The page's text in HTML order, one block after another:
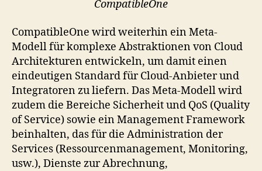
CompatibleOne
CompatibleOne wird weiterhin ein Meta-
Modell für komplexe Abstraktionen von Cloud
Architekturen entwickeln, um damit einen
eindeutigen Standard für Cloud-Anbieter und
Integratoren zu liefern. Das Meta-Modell wird
zudem die Bereiche Sicherheit und QoS (Quality
of Service) sowie ein Management Framework
beinhalten, das für die Administration der
Services (Ressourcenmanagement, Monitoring,
usw.), Dienste zur Abrechnung,